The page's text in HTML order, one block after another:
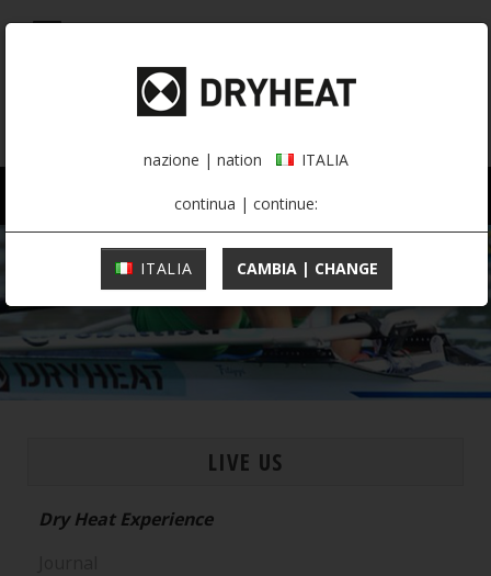
DONNA
INTIMO TERMICO
INTIMO TERMICO
MOUNTAINEERING
LIVE US
Dry Heat Experience
nazione | nation ITALIA
continua | continue:
ITALIA CAMBIA | CHANGE